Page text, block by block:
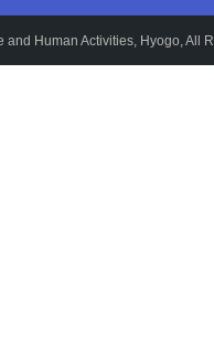
Human Activities, Hyogo, All